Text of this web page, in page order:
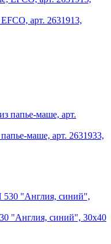
арт. 2631913,
маше, арт. 2631933,
"Англия, синий", 30х40